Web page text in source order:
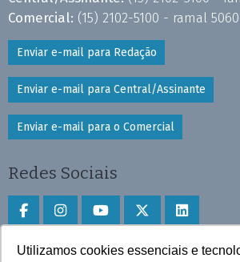
Utilizamos cookies essenciais e
Comercial: (15) 2102-5100 - ramal 5060
Enviar e-mail para Redação
Enviar e-mail para Central/Assinante
Enviar e-mail para o Comercial
Redes Sociais